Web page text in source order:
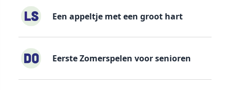
Een appeltje met een groot hart
Eerste Zomerspelen voor senioren